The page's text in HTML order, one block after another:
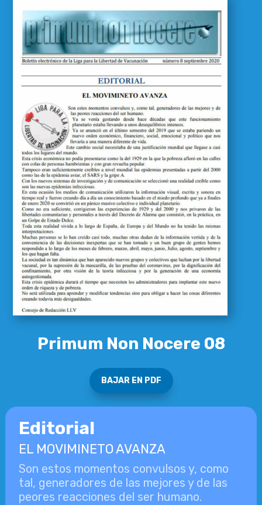
Primum Non Nocere 08
Primum Non Nocere 08
BAJAR EN PDF
Editorial
EL MOVIMINETO AVANZA
Son estos momentos convulsos y, como
tal, generadores de las mejores y de las
peores reacciones del ser humano.